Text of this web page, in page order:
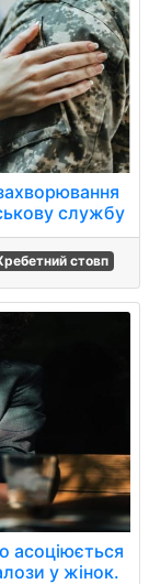
службу
стовп
асоціюється
у жінок.